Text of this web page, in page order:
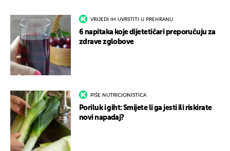
VRIJEDI IH UVRSTITI U PREHRANU
6 napitaka koje dijetetičari preporučuju za
zdrave zglobove
PIŠE NUTRICIONISTICA
Poriluk i giht: Smijete li ga jesti ili riskirate
novi napadaj?